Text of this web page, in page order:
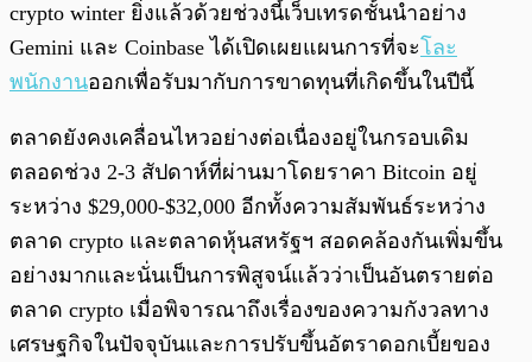
crypto winter ยิ่งแล้วด้วยช่วงนี้เว็บเทรดชั้นนำอย่าง
Gemini และ Coinbase ได้เปิดเผยแผนการที่จะโละ
พนักงานออกเพื่อรับมากับการขาดทุนที่เกิดขึ้นในปีนี้
ตลาดยังคงเคลื่อนไหวอย่างต่อเนื่องอยู่ในกรอบเดิม
ตลอดช่วง 2-3 สัปดาห์ที่ผ่านมาโดยราคา Bitcoin อยู่
ระหว่าง $29,000-$32,000 อีกทั้งความสัมพันธ์ระหว่าง
ตลาด crypto และตลาดหุ้นสหรัฐฯ สอดคล้องกันเพิ่มขึ้น
อย่างมากและนั่นเป็นการพิสูจน์แล้วว่าเป็นอันตรายต่อ
ตลาด crypto เมื่อพิจารณาถึงเรื่องของความกังวลทาง
เศรษฐกิจในปัจจุบันและการปรับขึ้นอัตราดอกเบี้ยของ